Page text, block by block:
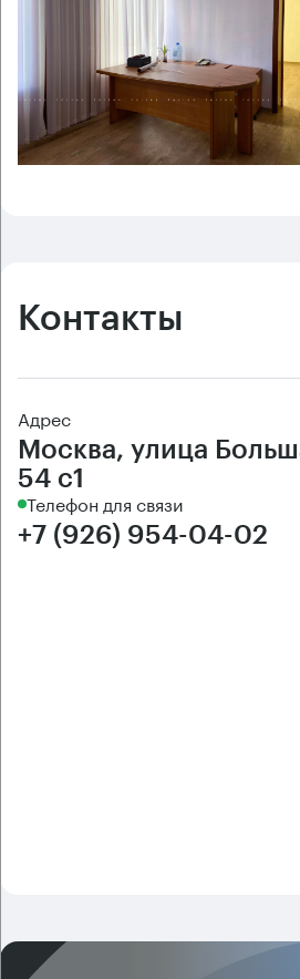
Контакты
Адрес
Москва, улица
54 с1
Телефон для связи
+7 (926) 954-04-02